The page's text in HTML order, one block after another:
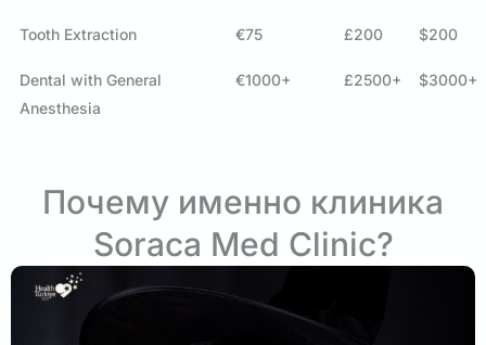
Tooth Extraction €75 £200 $200
Dental with General
Anesthesia
€1000+ £2500+ $3000+
Почему именно клиника
Soraca Med Clinic?